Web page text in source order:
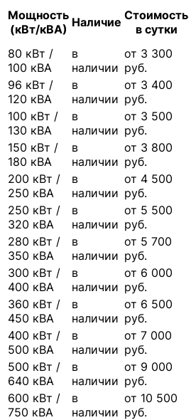
Мощность
(кВт/кВА) Наличие Стоимость
в сутки
80 кВт /
100 кВА
в
наличии
от 3 300
руб.
96 кВт /
120 кВА
в
наличии
от 3 400
руб.
100 кВт /
130 кВА
в
наличии
от 3 500
руб.
150 кВт /
180 кВА
в
наличии
от 3 800
руб.
200 кВт /
250 кВА
в
наличии
от 4 500
руб.
250 кВт /
320 кВА
в
наличии
от 5 500
руб.
280 кВт /
350 кВА
в
наличии
от 5 700
руб.
300 кВт /
400 кВА
в
наличии
от 6 000
руб.
360 кВт /
450 кВА
в
наличии
от 6 500
руб.
400 кВт /
500 кВА
в
наличии
от 7 000
руб.
500 кВт /
640 кВА
в
наличии
от 9 000
руб.
600 кВт /
750 кВА
в
наличии
от 10 500
руб.